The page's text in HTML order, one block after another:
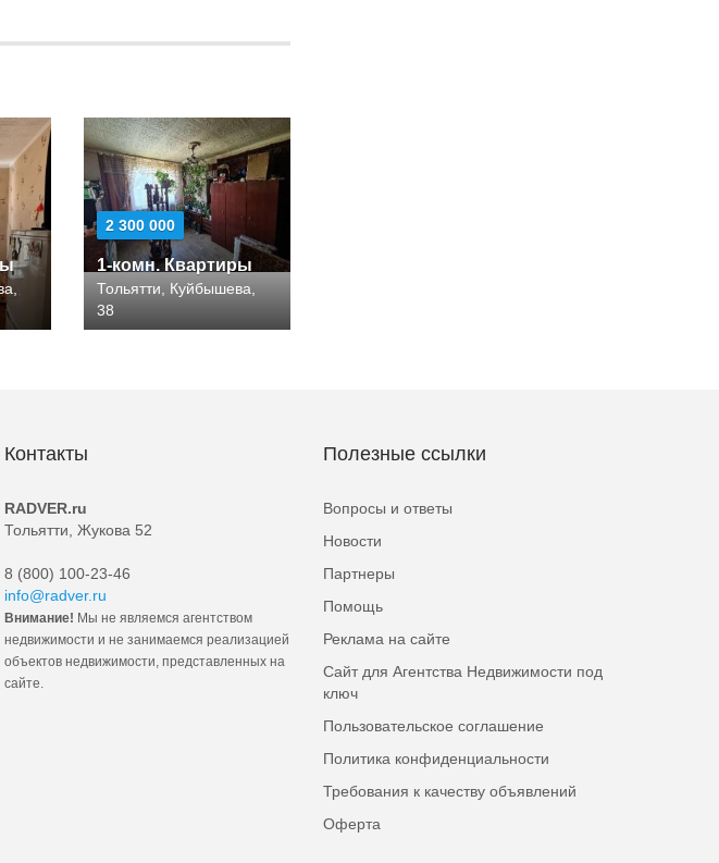
2 300 000
1-комн. Квартиры
Тольятти, Куйбышева,
38
Контакты
RADVER.ru
Тольятти, Жукова 52
8 (800) 100-23-46
info@radver.ru
Внимание! Мы не являемся агентством
недвижимости и не занимаемся реализацией
объектов недвижимости, представленных на
сайте.
Полезные ссылки
Вопросы и ответы
Новости
Партнеры
Помощь
Реклама на сайте
Сайт для Агентства Недвижимости под
ключ
Пользовательское соглашение
Политика конфиденциальности
Требования к качеству объявлений
Оферта